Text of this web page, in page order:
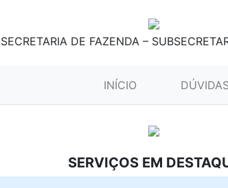
SECRETARIA DE FAZENDA –
INÍCIO (CURRENT)
SERVIÇOS EM